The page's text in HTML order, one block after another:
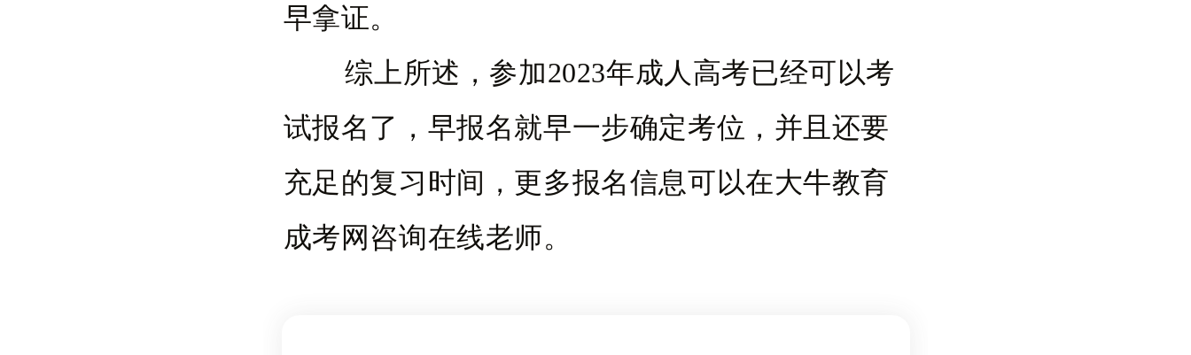
早拿证。
综上所述，参加2023年成人高考已经可以考
试报名了，早报名就早一步确定考位，并且还要
充足的复习时间，更多报名信息可以在大牛教育
成考网咨询在线老师。